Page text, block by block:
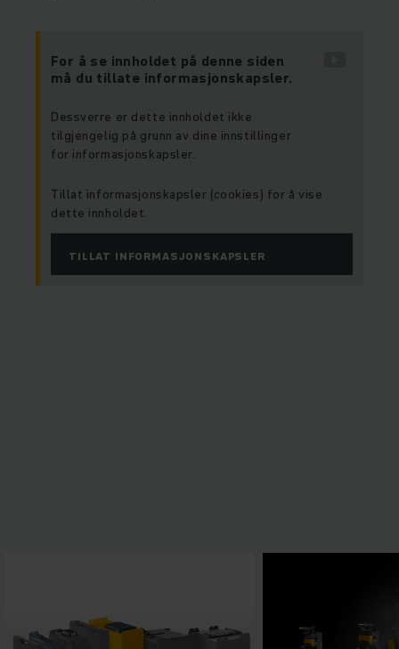
For å se innholdet på denne siden
må du tillate informasjonskapsler.
Dessverre er dette innholdet ikke
tilgjengelig på grunn av dine innstillinger
for informasjonskapsler.
Tillat informasjonskapsler (cookies) for å vise
dette innholdet.
TILLAT INFORMASJONSKAPSLER